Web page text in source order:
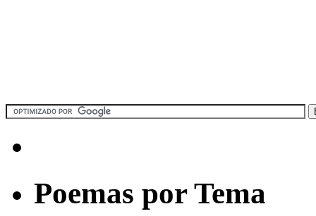
Poemas por Tema